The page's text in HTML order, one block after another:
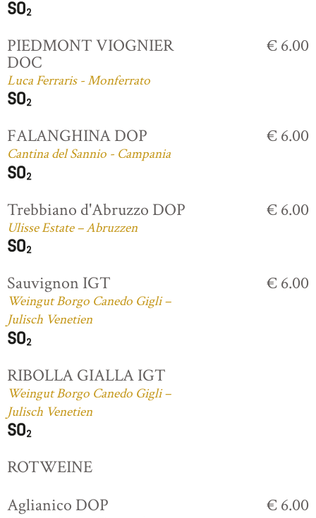
PIEDMONT VIOGNIER
DOC
Luca Ferraris - Monferrato
€ 6.00
FALANGHINA DOP
Cantina del Sannio - Campania
€ 6.00
Trebbiano d'Abruzzo DOP
Ulisse Estate – Abruzzen
€ 6.00
Sauvignon IGT
Weingut Borgo Canedo Gigli –
Julisch Venetien
€ 6.00
RIBOLLA GIALLA IGT
Weingut Borgo Canedo Gigli –
Julisch Venetien
ROTWEINE
Aglianico DOP
€ 6.00